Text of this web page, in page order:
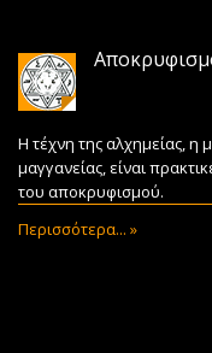
Η τέχνη της αλχημείας, η
μαγγανείας, είναι
του αποκρυφισμού.
Περισσότερα... »